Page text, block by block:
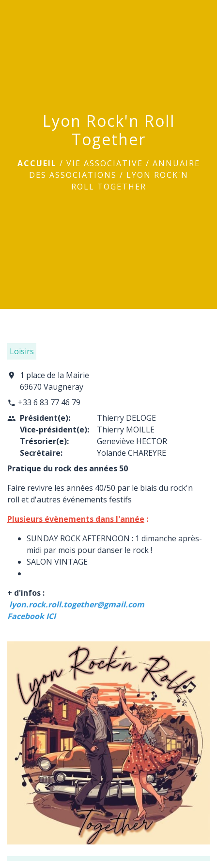
Lyon Rock'n Roll
Together
ACCUEIL / VIE ASSOCIATIVE / ANNUAIRE
DES ASSOCIATIONS / LYON ROCK'N
ROLL TOGETHER
Loisirs
location_on
1 place de la Mairie
69670 Vaugneray
phone +33 6 83 77 46 79
people Président(e):
Vice-président(e):
Trésorier(e):
Secrétaire:
Thierry DELOGE
Thierry MOILLE
Geneviève HECTOR
Yolande CHAREYRE
Pratique du rock des années 50
Faire revivre les années 40/50 par le biais du rock'n
roll et d'autres événements festifs
Plusieurs évènements dans l'année :
SUNDAY ROCK AFTERNOON : 1 dimanche après-
midi par mois pour danser le rock !
SALON VINTAGE
+ d'infos :
lyon.rock.roll.together@gmail.com
Facebook ICI